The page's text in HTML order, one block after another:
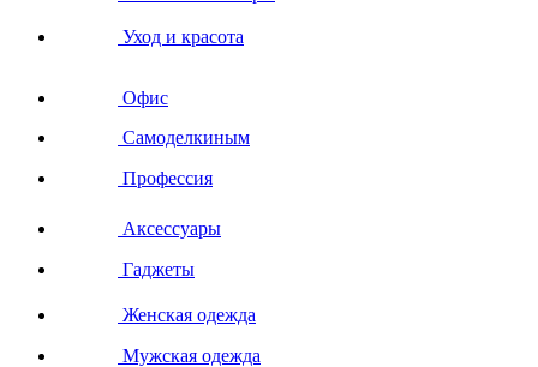
Уход и красота
Офис
Самоделкиным
Профессия
Аксессуары
Гаджеты
Женская одежда
Мужская одежда